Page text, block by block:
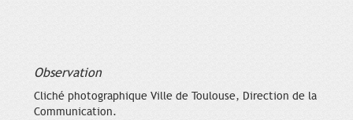
Observation
Cliché photographique Ville de Toulouse, Direction de la
Communication.